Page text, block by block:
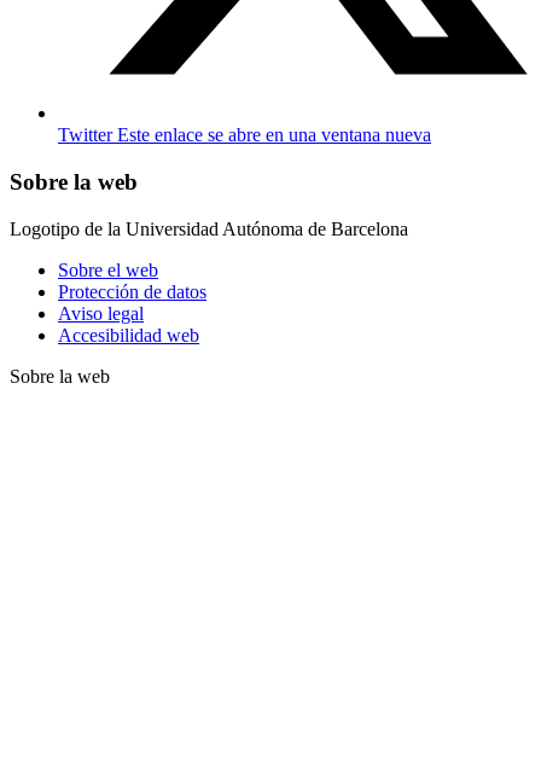
TwitterEste enlace se abre en una ventana nueva
Sobre la web
Logotipo de la Universidad Autónoma de Barcelona
Sobre el web
Protección de datos
Aviso legal
Accesibilidad web
Sobre la web